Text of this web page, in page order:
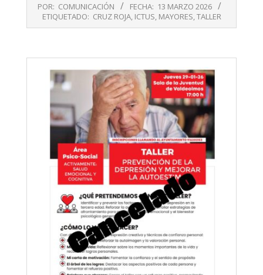
03-
13
POR: COMUNICACIÓN FECHA: 13 MARZO 2026
ETIQUETADO: CRUZ ROJA, ICTUS, MAYORES,TALLER